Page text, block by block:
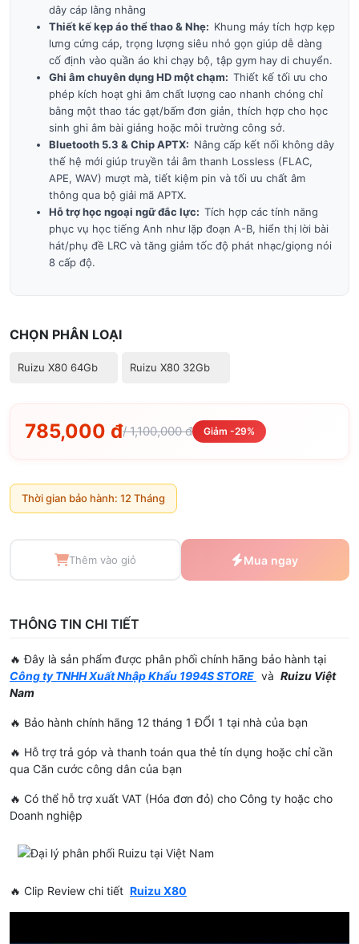
dây cáp lằng nhằng
Thiết kế kẹp áo thể thao & Nhẹ: Khung máy tích hợp kẹp
lưng cứng cáp, trọng lượng siêu nhỏ gọn giúp dễ dàng
cố định vào quần áo khi chạy bộ, tập gym hay di chuyển.
Ghi âm chuyên dụng HD một chạm: Thiết kế tối ưu cho
phép kích hoạt ghi âm chất lượng cao nhanh chóng chỉ
bằng một thao tác gạt/bấm đơn giản, thích hợp cho học
sinh ghi âm bài giảng hoặc môi trường công sở.
Bluetooth 5.3 & Chip APTX: Nâng cấp kết nối không dây
thế hệ mới giúp truyền tải âm thanh Lossless (FLAC,
APE, WAV) mượt mà, tiết kiệm pin và tối ưu chất âm
thông qua bộ giải mã APTX.
Hỗ trợ học ngoại ngữ đắc lực: Tích hợp các tính năng
phục vụ học tiếng Anh như lặp đoạn A-B, hiển thị lời bài
hát/phụ đề LRC và tăng giảm tốc độ phát nhạc/giọng nói
8 cấp độ.
CHỌN PHÂN LOẠI
Ruizu X80 64Gb Ruizu X80 32Gb
785,000 đ/ 1,100,000 đ Giảm -29%
Thời gian bảo hành: 12 Tháng
Thêm vào giỏ Mua ngay
THÔNG TIN CHI TIẾT
🔥 Đây là sản phẩm được phân phối chính hãng bảo hành tại
Công ty TNHH Xuất Nhập Khẩu 1994S STORE và Ruizu Việt
Nam
🔥 Bảo hành chính hãng 12 tháng 1 ĐỔI 1 tại nhà của bạn
🔥 Hỗ trợ trả góp và thanh toán qua thẻ tín dụng hoặc chỉ cần
qua Căn cước công dân của bạn
🔥 Có thể hỗ trợ xuất VAT (Hóa đơn đỏ) cho Công ty hoặc cho
Doanh nghiệp
🔥 Clip Review chi tiết Ruizu X80